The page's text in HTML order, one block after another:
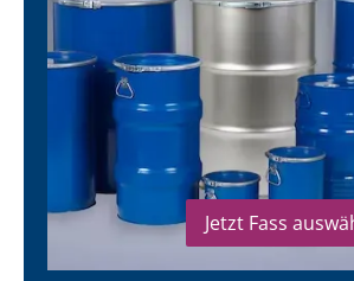
Jetzt Fass